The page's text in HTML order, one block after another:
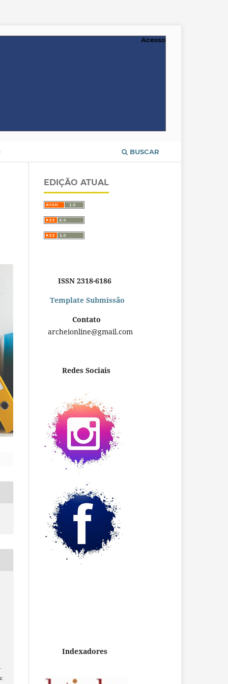
BUSCAR
Acesso
EDIÇÃO ATUAL
ISSN 2318-6186
Template Submissão
Contato
archeionline@gmail.com
Redes Sociais
Indexadores